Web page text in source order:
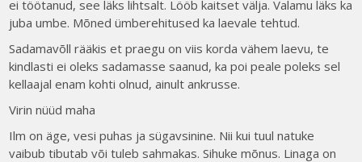
ei töötanud, see läks lihtsalt. Lööb kaitset välja. Valamu läks ka
juba umbe. Mõned ümberehitused ka laevale tehtud.
Sadamavõll rääkis et praegu on viis korda vähem laevu, te
kindlasti ei oleks sadamasse saanud, ka poi peale poleks sel
kellaajal enam kohti olnud, ainult ankrusse.
Virin nüüd maha
Ilm on äge, vesi puhas ja sügavsinine. Nii kui tuul natuke
vaibub tibutab või tuleb sahmakas. Sihuke mõnus. Linaga on